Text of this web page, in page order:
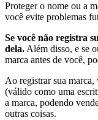
Proteger o nome ou a
você evite problemas
Se você não registra
dela. Além disso, e se
marca antes de você,
Ao registrar sua
(válido como uma
a marca, podendo
outras coisas.